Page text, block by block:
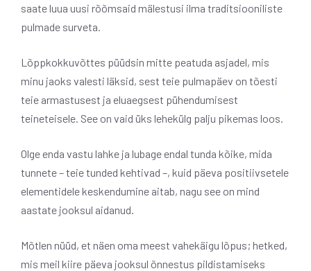
saate luua uusi rõõmsaid mälestusi ilma traditsiooniliste
pulmade surveta.
Lõppkokkuvõttes püüdsin mitte peatuda asjadel, mis
minu jaoks valesti läksid, sest teie pulmapäev on tõesti
teie armastusest ja eluaegsest pühendumisest
teineteisele. See on vaid üks lehekülg palju pikemas loos.
Olge enda vastu lahke ja lubage endal tunda kõike, mida
tunnete – teie tunded kehtivad –, kuid päeva positiivsetele
elementidele keskendumine aitab, nagu see on mind
aastate jooksul aidanud.
Mõtlen nüüd, et näen oma meest vahekäigu lõpus; hetked,
mis meil kiire päeva jooksul õnnestus pildistamiseks